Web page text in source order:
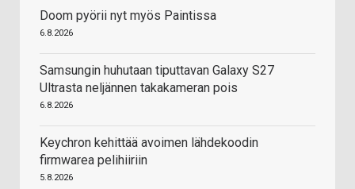
Doom pyörii nyt myös Paintissa
6.8.2026
Samsungin huhutaan tiputtavan Galaxy S27
Ultrasta neljännen takakameran pois
6.8.2026
Keychron kehittää avoimen lähdekoodin
firmwarea pelihiiriin
5.8.2026